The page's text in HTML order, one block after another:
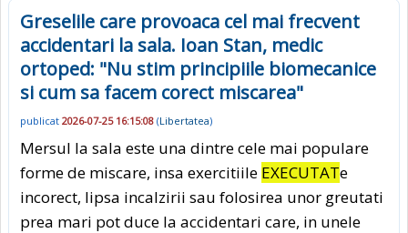
Greselile care provoaca cel mai frecvent
accidentari la sala. Ioan Stan, medic
ortoped: "Nu stim principiile biomecanice
si cum sa facem corect miscarea"
publicat 2026-07-25 16:15:08 (Libertatea)
Mersul la sala este una dintre cele mai populare
forme de miscare, insa exercitiile EXECUTATe
incorect, lipsa incalzirii sau folosirea unor greutati
prea mari pot duce la accidentari care, in unele